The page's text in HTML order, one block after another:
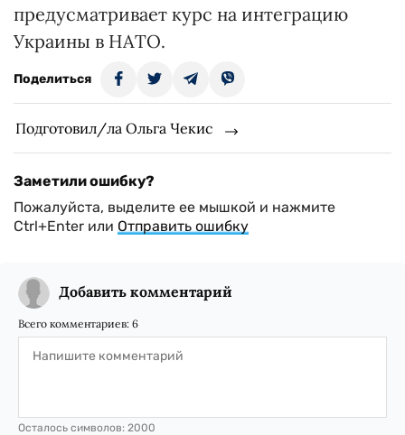
предусматривает курс на интеграцию
Украины в НАТО.
Поделиться
Подготовил/ла Ольга Чекис
Заметили ошибку?
Пожалуйста, выделите ее мышкой и нажмите
Ctrl+Enter или Отправить ошибку
Добавить комментарий
Всего комментариев: 6
Осталось символов: 2000